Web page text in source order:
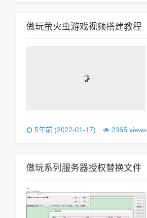
傲玩萤火虫游戏视频搭建教程
5年前 (2022-01-17) 2365 views
傲玩系列服务器授权替换文件